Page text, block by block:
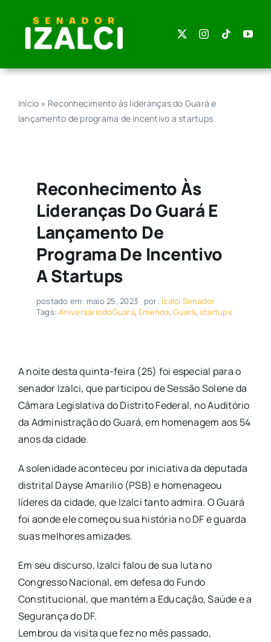
content
Início » Reconhecimento às lideranças do Guará e
lançamento de programa de incentivo a startups
Reconhecimento Às
Lideranças Do Guará E
Lançamento De
Programa De Incentivo
A Startups
postado em: maio 25, 2023 por: Izalci Senador
Tags:AniversáriodoGuará, Emenda,Guará, startups
A noite desta quinta-feira (25) foi especial para o
senador Izalci, que participou de Sessão Solene da
Câmara Legislativa do Distrito Federal, no Auditório
da Administração do Guará, em homenagem aos 54
anos da cidade.
A solenidade aconteceu por iniciativa da deputada
distrital Dayse Amarilio (PSB) e homenageou
líderes da cidade, que Izalci tanto admira. O Guará
foi aonde ele começou sua história no DF e guarda
suas melhores amizades.
Em seu discurso, Izalci falou de sua luta no
Congresso Nacional, em defesa do Fundo
Constitucional, que mantém a Educação, Saúde e a
Segurança do DF.
Lembrou da visita que fez no mês passado,